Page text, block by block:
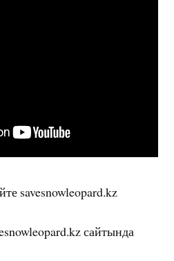
savesnowleopard.kz
сайтында